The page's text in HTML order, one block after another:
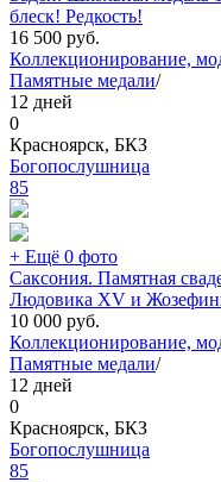
блеск! Редкость!
16 500 руб.
Коллекционирование,
Памятные медали/
12 дней
0
Красноярск, БКЗ
Богопослушница
85
+ Ещё 0 фото
Саксония. Памятная
Людовика XV и
10 000 руб.
Коллекционирование,
Памятные медали/
12 дней
0
Красноярск, БКЗ
Богопослушница
85